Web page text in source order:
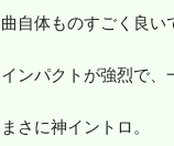
曲自体ものすごく良い
インパクトが強烈で、
まさに神イントロ。